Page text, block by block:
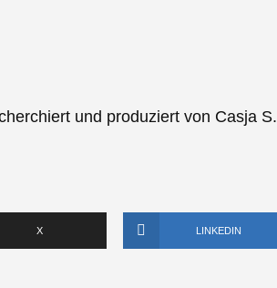
und produziert von Casja S.
X LINKEDIN